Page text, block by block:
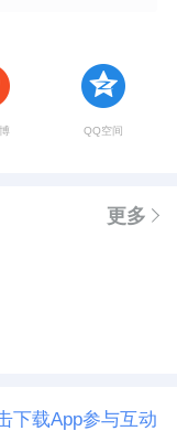
QQ空间
更多
下载App参与互动